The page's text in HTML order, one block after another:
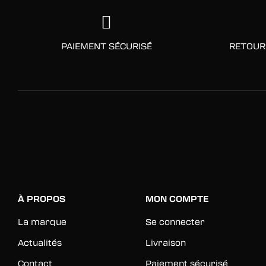
PAIEMENT SÉCURISÉ
À PROPOS
La marque
Actualités
Contact
MON COMPTE
Se connecter
Livraison
Paiement sécurisé